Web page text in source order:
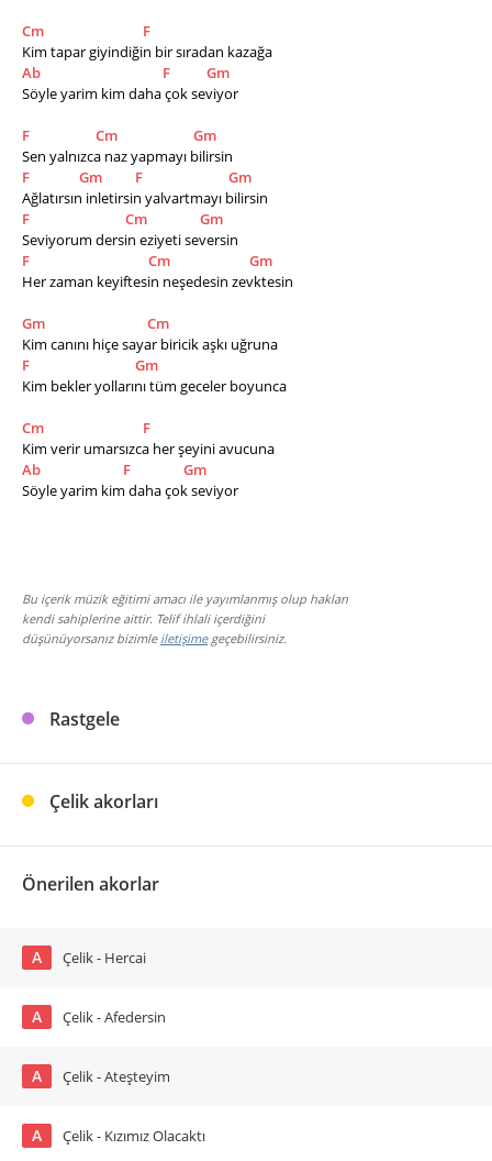
Cm
F
Kim tapar giyindiğin bir sıradan kazağa
Ab
F
Gm
Söyle yarim kim daha çok seviyor
F Cm
Gm
Sen yalnızca naz yapmayı bilirsin
F
Gm F
Gm
Ağlatırsın inletirsin yalvartmayı bilirsin
F
Cm
Gm
Seviyorum dersin eziyeti seversin
F
Cm
Gm
Her zaman keyiftesin neşedesin zevktesin
Gm
Cm
Kim canını hiçe sayar biricik aşkı uğruna
F
Gm
Kim bekler yollarını tüm geceler boyunca
Cm
F
Kim verir umarsızca her şeyini avucuna
Ab
F
Gm
Söyle yarim kim daha çok seviyor
Bu içerik müzik eğitimi amacı ile yayımlanmış olup hakları
kendi sahiplerine aittir. Telif ihlali içerdiğini
düşünüyorsanız bizimle iletişimegeçebilirsiniz.
Rastgele
Çelik akorları
Önerilen akorlar
A Çelik - Hercai
A Çelik - Afedersin
A Çelik - Ateşteyim
A Çelik - Kızımız Olacaktı